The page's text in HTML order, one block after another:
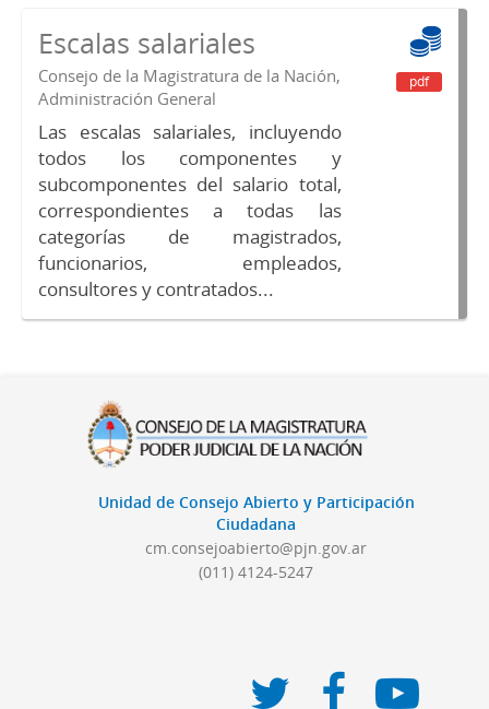
Escalas salariales
Consejo de la Magistratura de la Nación,
Administración General
Las escalas salariales, incluyendo
todos los componentes y
subcomponentes del salario total,
correspondientes a todas las
categorías de magistrados,
funcionarios, empleados,
consultores y contratados...
pdf
Unidad de Consejo Abierto y Participación
Ciudadana
cm.consejoabierto@pjn.gov.ar
(011) 4124-5247